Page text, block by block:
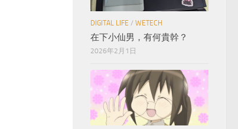
DIGITAL LIFE / WETECH
在下小仙男，有何貴幹？
2026年2月1日